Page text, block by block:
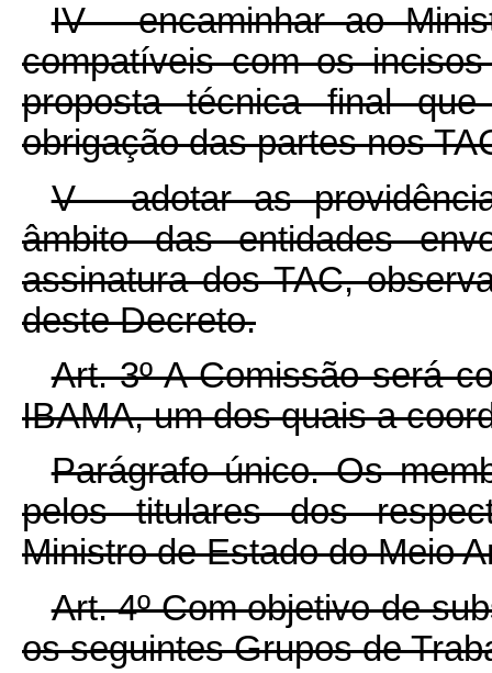
IV - encaminhar ao
compatíveis com os
proposta técnica final
obrigação das partes nos
V - adotar as
âmbito das entidades
assinatura dos TAC,
deste Decreto.
Art. 3º A Comissão será
IBAMA, um dos quais a
Parágrafo único. Os
pelos titulares dos
Ministro de Estado do Meio
Art. 4º Com objetivo de
os seguintes Grupos de